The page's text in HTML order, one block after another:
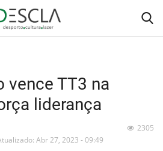
vence TT3 na
liderança
Abr 27, 2023 - 09:49
2305